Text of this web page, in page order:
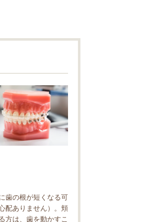
歯の根が短くなる可
配ありません）。頬
方は、歯を動かすこ